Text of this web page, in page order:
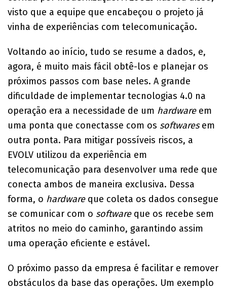
visto que a equipe que encabeçou o projeto já
vinha de experiências com telecomunicação.
Voltando ao início, tudo se resume a dados, e,
agora, é muito mais fácil obtê-los e planejar os
próximos passos com base neles. A grande
dificuldade de implementar tecnologias 4.0 na
operação era a necessidade de um hardware em
uma ponta que conectasse com os softwaresem
outra ponta. Para mitigar possíveis riscos, a
EVOLV utilizou da experiência em
telecomunicação para desenvolver uma rede que
conecta ambos de maneira exclusiva. Dessa
forma, o hardware que coleta os dados consegue
se comunicar com o software que os recebe sem
atritos no meio do caminho, garantindo assim
uma operação eficiente e estável.
O próximo passo da empresa é facilitar e remover
obstáculos da base das operações. Um exemplo